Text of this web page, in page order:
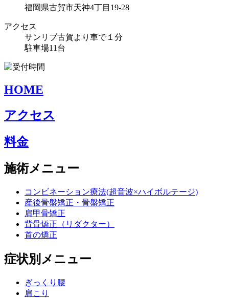
福岡県古賀市天神4丁目19-28
アクセス
サンリブ古賀より車で１分
駐車場11台
HOME
アクセス
料金
施術メニュー
コンビネーション療法(超音波×ハイボルテージ)
産後骨盤矯正・骨盤矯正
肩甲骨矯正
背骨矯正（リダクター）
首の矯正
症状別メニュー
ぎっくり腰
肩こり